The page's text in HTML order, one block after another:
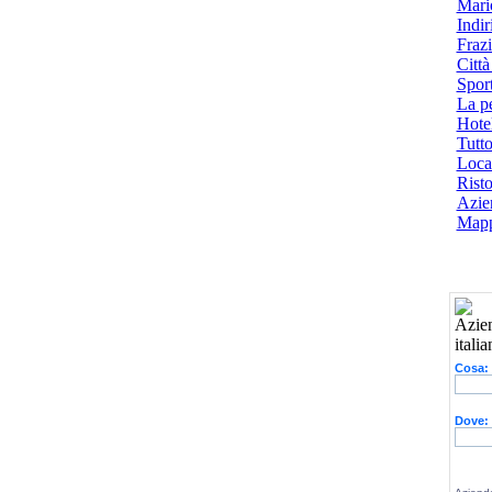
Città
La
Cosa:
Dove: